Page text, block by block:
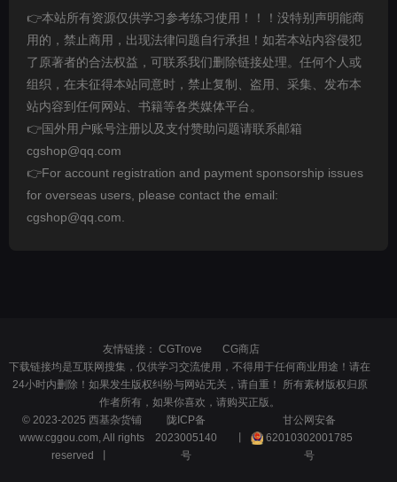
👉本站所有资源仅供学习参考练习使用！！！没特别声明能商
用的，禁止商用，出现法律问题自行承担！如若本站内容侵犯
了原著者的合法权益，可联系我们删除链接处理。任何个人或
组织，在未征得本站同意时，禁止复制、盗用、采集、发布本
站内容到任何网站、书籍等各类媒体平台。
👉国外用户账号注册以及支付赞助问题请联系邮箱
cgshop@qq.com
👉For account registration and payment sponsorship issues
for overseas users, please contact the email:
cgshop@qq.com.
友情链接： CGTrove
CG商店
下载链接均是互联网搜集，仅供学习交流使用，不得用于任何商业用途！请在
24小时内删除！如果发生版权纠纷与网站无关，请自重！ 所有素材版权归原
作者所有，如果你喜欢，请购买正版。
© 2023-2025 西基杂货铺
www.cggou.com, All rights
reserved 丨
陇ICP备
2023005140
号
甘公网安备
62010302001785
号